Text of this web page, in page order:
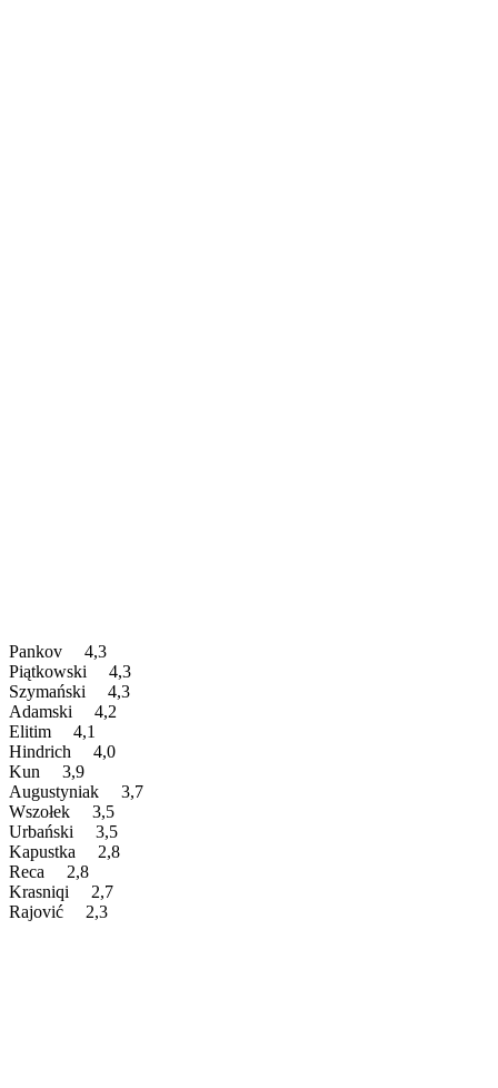
Pankov 4,3
Piątkowski 4,3
Szymański 4,3
Adamski 4,2
Elitim 4,1
Hindrich 4,0
Kun 3,9
Augustyniak 3,7
Wszołek 3,5
Urbański 3,5
Kapustka 2,8
Reca 2,8
Krasniqi 2,7
Rajović 2,3